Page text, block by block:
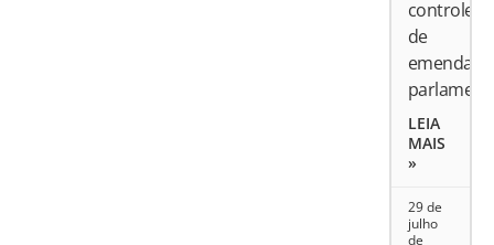
controle
de
emendas
LEIA
MAIS
»
29 de
julho
de